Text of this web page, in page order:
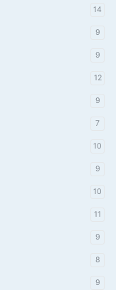
14
9
9
12
9
7
10
9
10
11
9
8
9